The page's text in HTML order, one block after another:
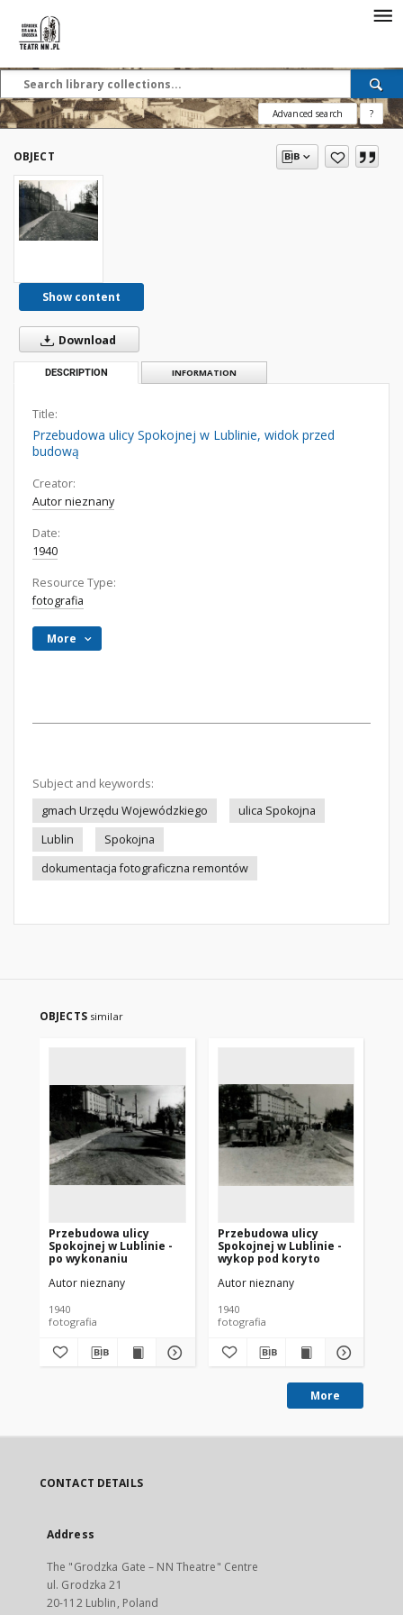
Advanced search ?
OBJECT
Show content
Download
DESCRIPTION INFORMATION
Title:
Przebudowa ulicy Spokojnej w Lublinie, widok przed
budową
Creator:
Autor nieznany
Date:
1940
Resource Type:
fotografia
More
Subject and keywords:
gmach Urzędu Wojewódzkiego
ulica Spokojna
Lublin
Spokojna
dokumentacja fotograficzna remontów
OBJECTS similar
Przebudowa ulicy
Spokojnej w Lublinie -
po wykonaniu
Autor nieznany
1940
fotografia
Przebudowa ulicy
Spokojnej w Lublinie -
wykop pod koryto
Autor nieznany
1940
fotografia
More
CONTACT DETAILS
Address
The "Grodzka Gate – NN Theatre" Centre
ul. Grodzka 21
20-112 Lublin, Poland